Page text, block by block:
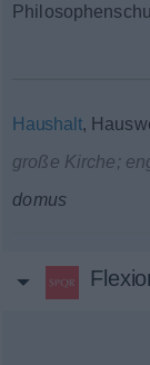
Haushalt,
große Kirche;
domus